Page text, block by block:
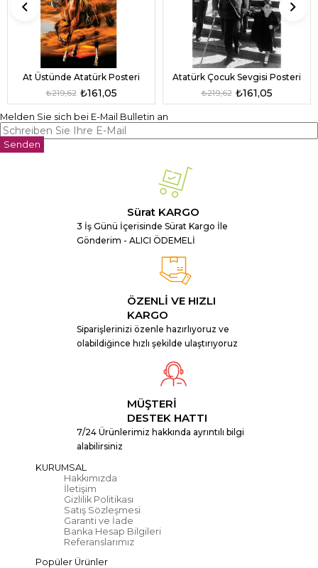
At Üstünde Atatürk Posteri
₺161,05
₺219,62
Atatürk Çocuk Sevgisi Posteri
₺161,05
₺219,62
Melden Sie sich bei E-Mail Bulletin an
Senden
Sürat KARGO
3 İş Günü İçerisinde Sürat Kargo İle
Gönderim - ALICI ÖDEMELİ
ÖZENLİ VE HIZLI
KARGO
Siparişlerinizi özenle hazırlıyoruz ve
olabildiğince hızlı şekilde ulaştırıyoruz
MÜŞTERİ
DESTEK HATTI
7/24 Ürünlerimiz hakkında ayrıntılı bilgi
alabilirsiniz
KURUMSAL
Hakkımızda
İletişim
Gizlilik Politikası
Satış Sözleşmesi
Garanti ve İade
Banka Hesap Bilgileri
Referanslarımız
Popüler Ürünler